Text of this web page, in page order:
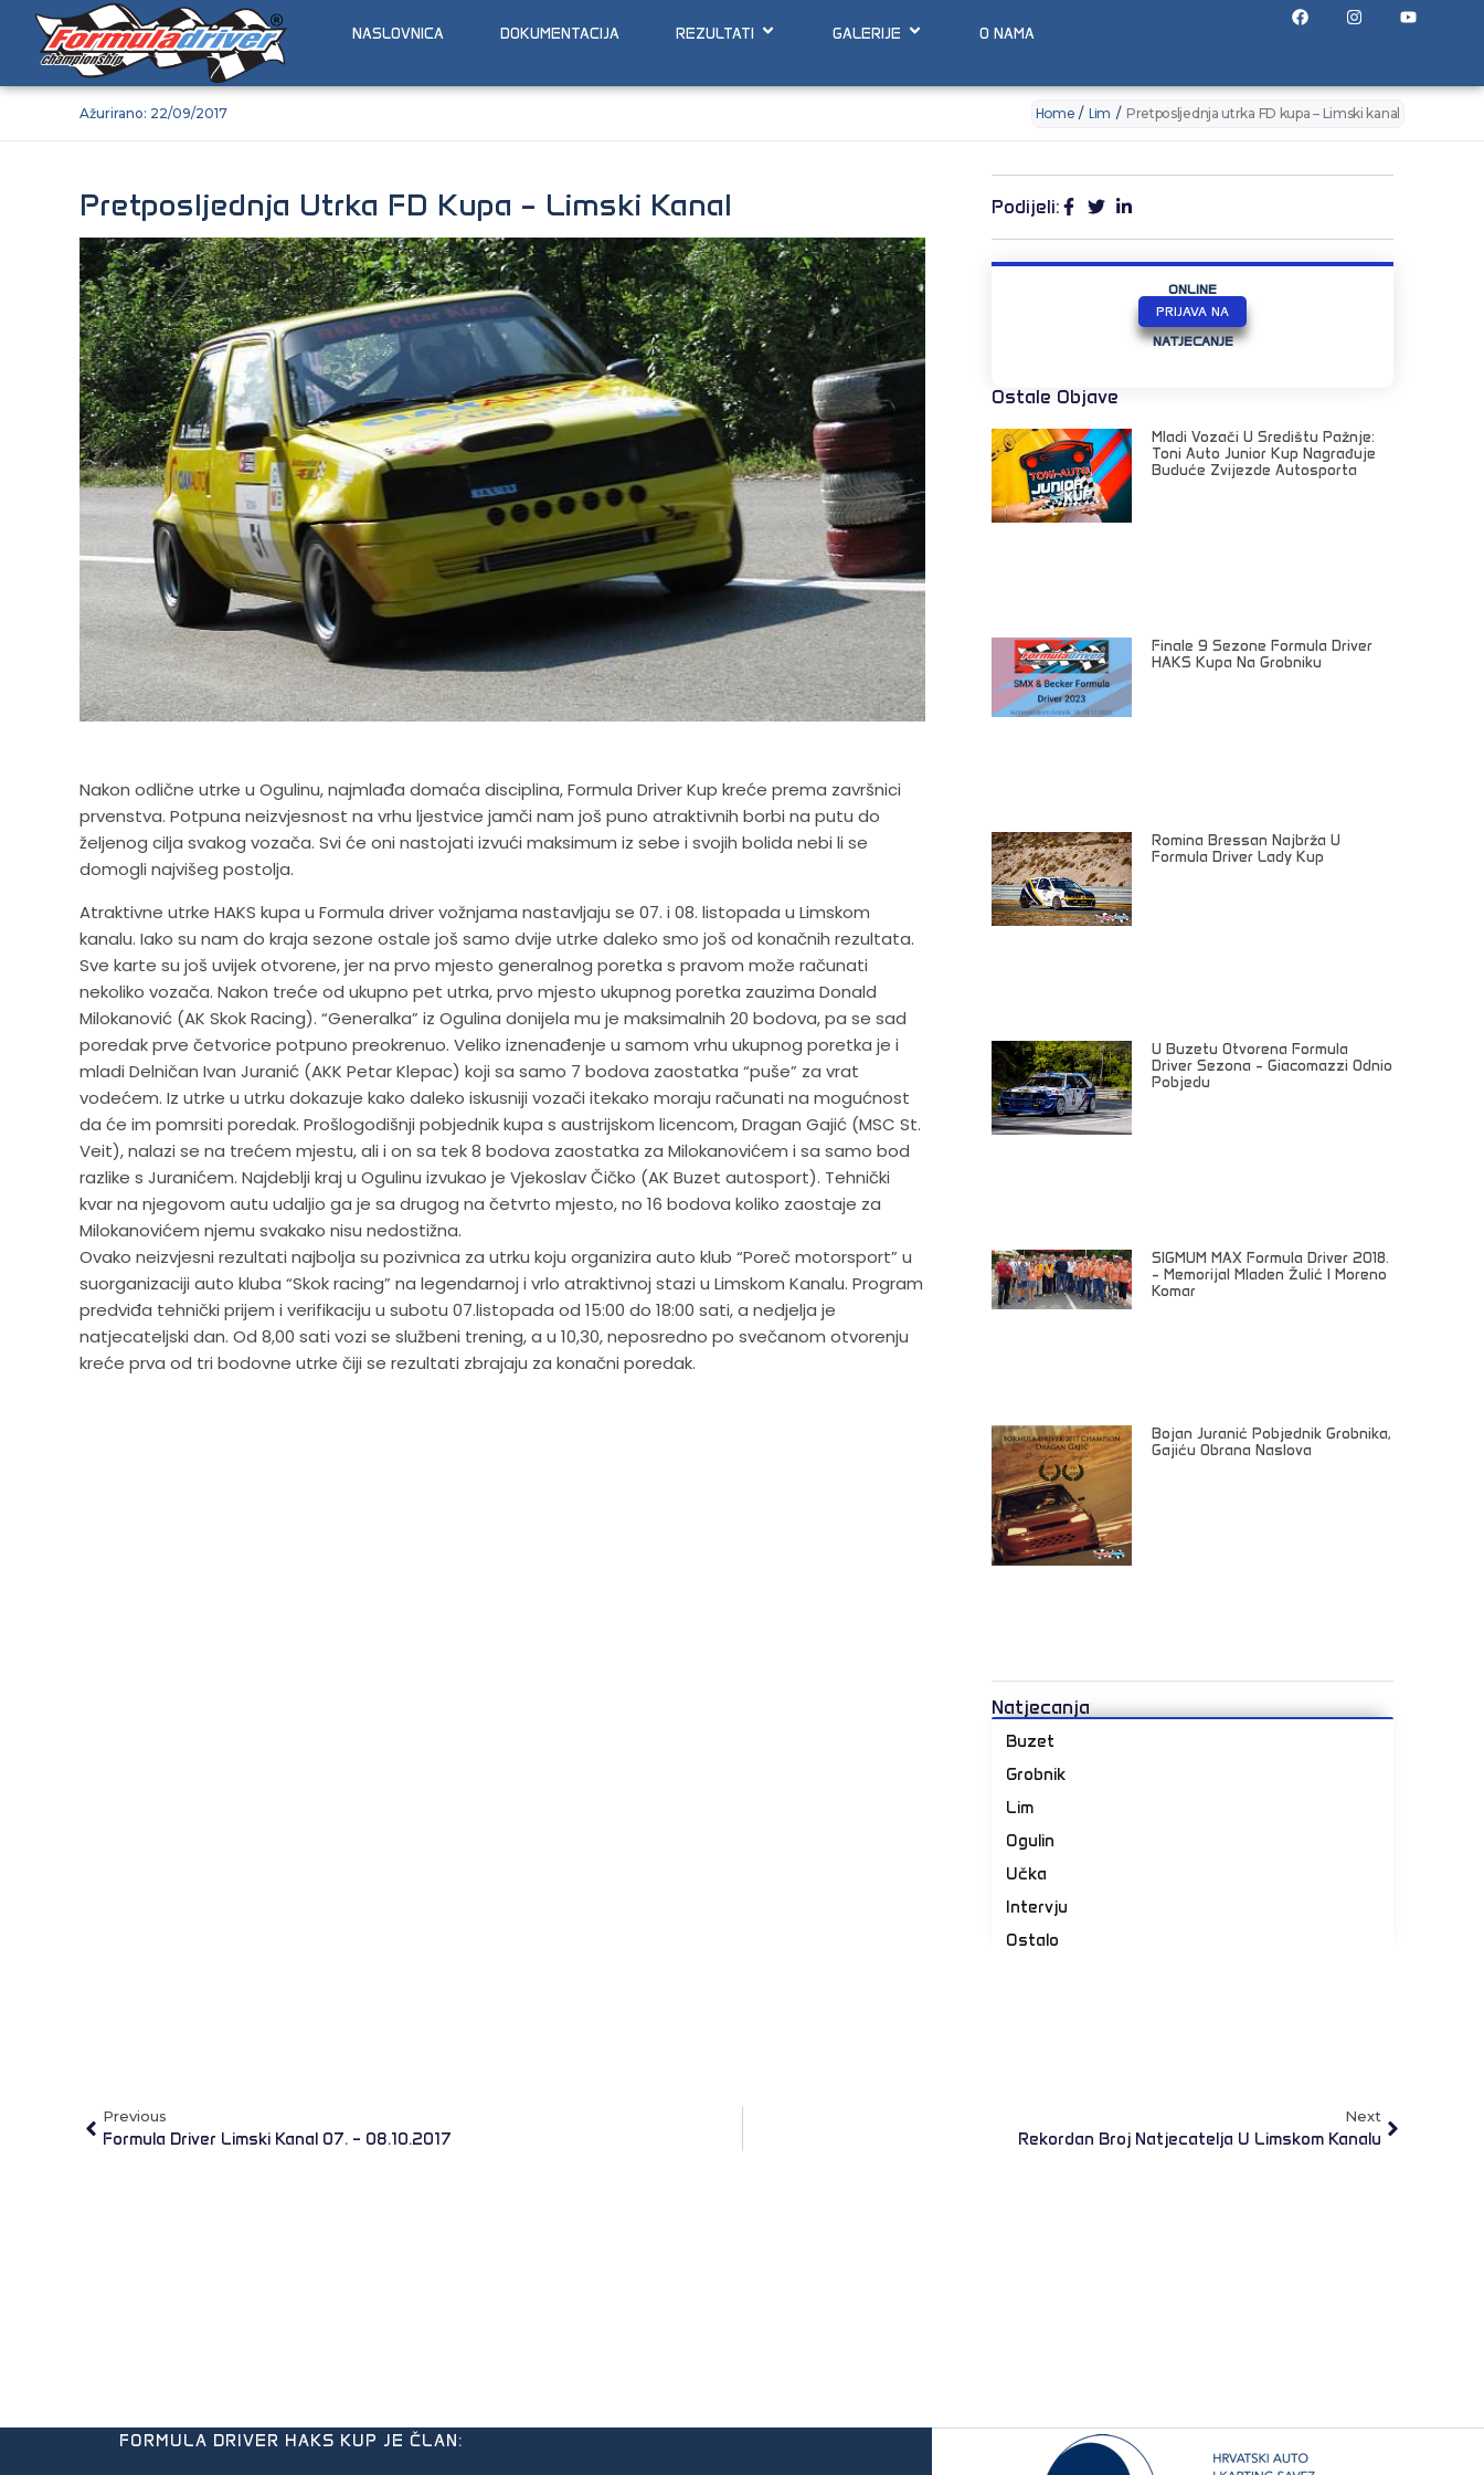
NASLOVNICA DOKUMENTACIJA REZULTATI GALERIJE O NAMA
Ažurirano: 22/09/2017 Home / Lim / Pretposljednja utrka FD kupa – Limski kanal
Pretposljednja Utrka FD Kupa – Limski Kanal
Nakon odlične utrke u Ogulinu, najmlađa domaća disciplina, Formula Driver Kup kreće prema završnici
prvenstva. Potpuna neizvjesnost na vrhu ljestvice jamči nam još puno atraktivnih borbi na putu do
željenog cilja svakog vozača. Svi će oni nastojati izvući maksimum iz sebe i svojih bolida nebi li se
domogli najvišeg postolja.
Atraktivne utrke HAKS kupa u Formula driver vožnjama nastavljaju se 07. i 08. listopada u Limskom
kanalu. Iako su nam do kraja sezone ostale još samo dvije utrke daleko smo još od konačnih rezultata.
Sve karte su još uvijek otvorene, jer na prvo mjesto generalnog poretka s pravom može računati
nekoliko vozača. Nakon treće od ukupno pet utrka, prvo mjesto ukupnog poretka zauzima Donald
Milokanović (AK Skok Racing). “Generalka” iz Ogulina donijela mu je maksimalnih 20 bodova, pa se sad
poredak prve četvorice potpuno preokrenuo. Veliko iznenađenje u samom vrhu ukupnog poretka je i
mladi Delničan Ivan Juranić (AKK Petar Klepac) koji sa samo 7 bodova zaostatka “puše” za vrat
vodećem. Iz utrke u utrku dokazuje kako daleko iskusniji vozači itekako moraju računati na mogućnost
da će im pomrsiti poredak. Prošlogodišnji pobjednik kupa s austrijskom licencom, Dragan Gajić (MSC St.
Veit), nalazi se na trećem mjestu, ali i on sa tek 8 bodova zaostatka za Milokanovićem i sa samo bod
razlike s Juranićem. Najdeblji kraj u Ogulinu izvukao je Vjekoslav Čičko (AK Buzet autosport). Tehnički
kvar na njegovom autu udaljio ga je sa drugog na četvrto mjesto, no 16 bodova koliko zaostaje za
Milokanovićem njemu svakako nisu nedostižna.
Ovako neizvjesni rezultati najbolja su pozivnica za utrku koju organizira auto klub “Poreč motorsport” u
suorganizaciji auto kluba “Skok racing” na legendarnoj i vrlo atraktivnoj stazi u Limskom Kanalu. Program
predviđa tehnički prijem i verifikaciju u subotu 07.listopada od 15:00 do 18:00 sati, a nedjelja je
natjecateljski dan. Od 8,00 sati vozi se službeni trening, a u 10,30, neposredno po svečanom otvorenju
kreće prva od tri bodovne utrke čiji se rezultati zbrajaju za konačni poredak.
Podijeli:
Ostale Objave
Mladi Vozači U Središtu Pažnje:
Toni Auto Junior Kup Nagrađuje
Buduće Zvijezde Autosporta
Finale 9 Sezone Formula Driver
HAKS Kupa Na Grobniku
Romina Bressan Najbrža U
Formula Driver Lady Kup
U Buzetu Otvorena Formula
Driver Sezona – Giacomazzi Odnio
Pobjedu
SIGMUM MAX Formula Driver 2018.
– Memorijal Mladen Žulić I Moreno
Komar
Bojan Juranić Pobjednik Grobnika,
Gajiću Obrana Naslova
Natjecanja
Buzet
Grobnik
Lim
Ogulin
Učka
Intervju
Ostalo
PRIJAVA NA
ONLINE
NATJECANJE
Previous
Formula Driver Limski Kanal 07. – 08.10.2017
Next
Rekordan Broj Natjecatelja U Limskom Kanalu
FORMULA DRIVER HAKS KUP JE ČLAN: